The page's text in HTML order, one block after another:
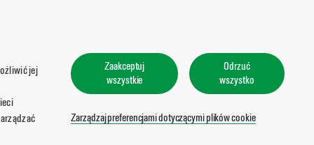
jej
Zaakceptuj
wszystkie
Odrzuć
wszystko
Zarządzaj preferencjami dotyczącymi plików cookie